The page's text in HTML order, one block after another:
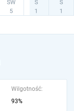
Wilgotność:
93%